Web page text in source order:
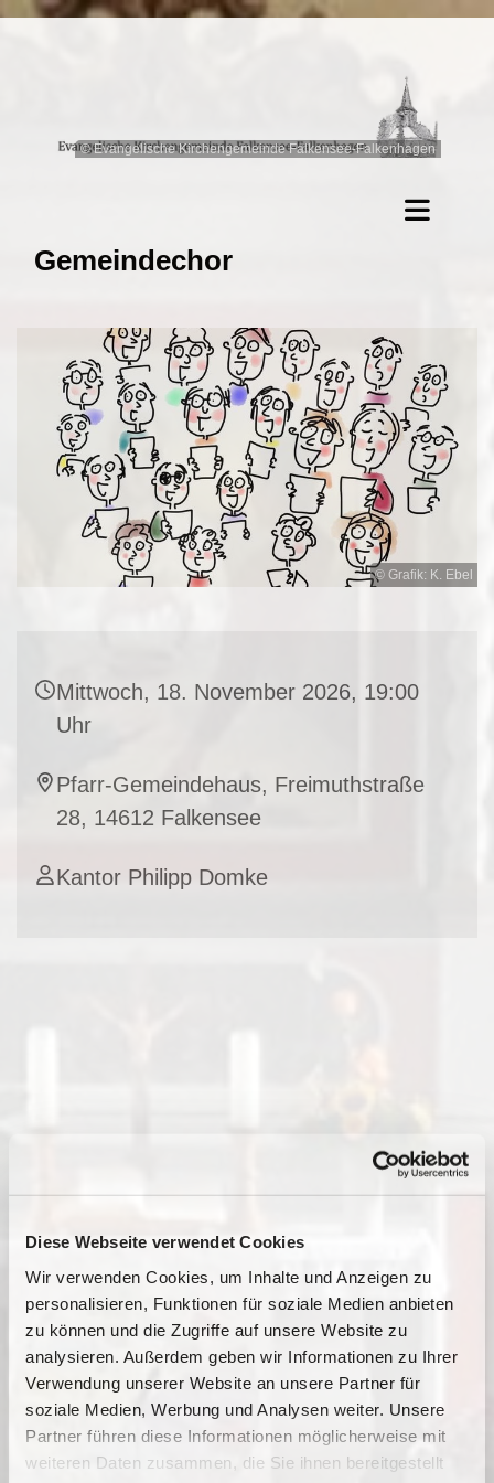
Diese Webseite verwendet Cookies
Wir verwenden Cookies, um Inhalte und Anzeigen zu
personalisieren, Funktionen für soziale Medien anbieten
zu können und die Zugriffe auf unsere Website zu
analysieren. Außerdem geben wir Informationen zu Ihrer
Verwendung unserer Website an unsere Partner für
soziale Medien, Werbung und Analysen weiter. Unsere
Partner führen diese Informationen möglicherweise mit
weiteren Daten zusammen, die Sie ihnen bereitgestellt
© Evangelische Kirchengemeinde Falkensee-Falkenhagen
Gemeindechor
© Grafik: K. Ebel
Mittwoch, 18. November 2026, 19:00
Uhr
Pfarr-Gemeindehaus, Freimuthstraße
28, 14612 Falkensee
Kantor Philipp Domke
Dies könnte Sie auch
interessieren